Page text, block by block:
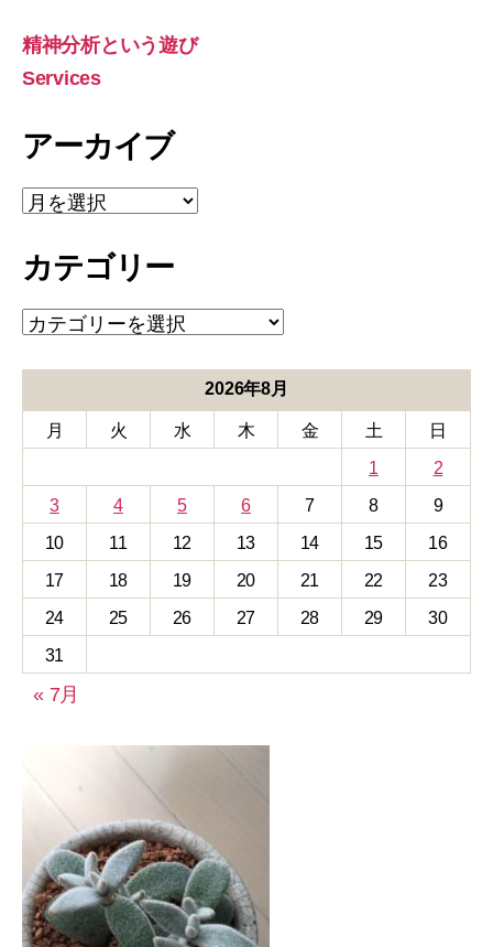
象:
精神分析という遊び
Services
アーカイブ
ア
ー
イ
カテゴリー
カ
テ
ー
2026年8月
月 火 水 木 金 土
日
1
2
3
4 5 6 7 8
9
10
11 12 13 14 15
16
17
18 19 20 21 22
23
24
25 26 27 28 29
30
31
« 7月